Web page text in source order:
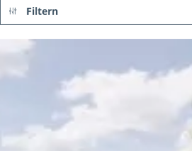
Filtern